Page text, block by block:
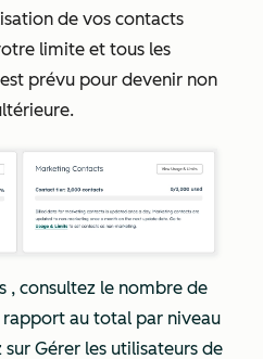
de vos contacts
limite et tous les
prévu pour devenir non
, consultez le nombre de
au total par niveau
Gérer les utilisateurs de